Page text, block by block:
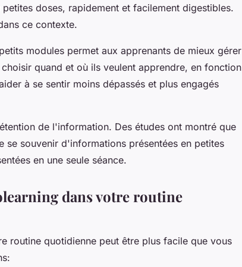
doses, rapidement et facilement digestibles.
ce contexte.
modules permet aux apprenants de mieux gérer
quand et où ils veulent apprendre, en fonction
à se sentir moins dépassés et plus engagés
de l'information. Des études ont montré que
se souvenir d'informations présentées en petites
en une seule séance.
dans votre routine
routine quotidienne peut être plus facile que vous